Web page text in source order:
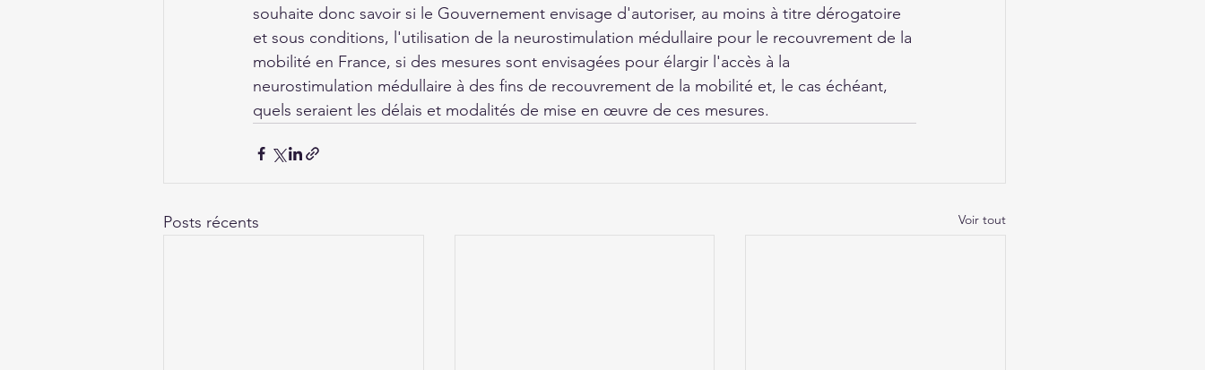
souhaite donc savoir si le Gouvernement envisage d'autoriser, au moins à titre dérogatoire
et sous conditions, l'utilisation de la neurostimulation médullaire pour le recouvrement de la
mobilité en France, si des mesures sont envisagées pour élargir l'accès à la
neurostimulation médullaire à des fins de recouvrement de la mobilité et, le cas échéant,
quels seraient les délais et modalités de mise en œuvre de ces mesures.
Posts récents Voir tout